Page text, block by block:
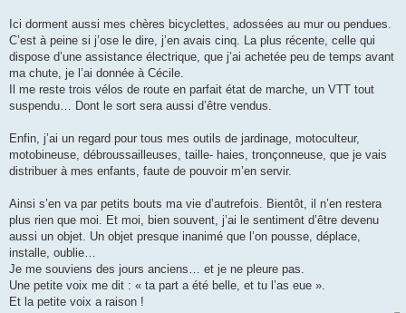
Ici dorment aussi mes chères bicyclettes, adossées au mur ou pendues.
C’est à peine si j’ose le dire, j’en avais cinq. La plus récente, celle qui
dispose d’une assistance électrique, que j’ai achetée peu de temps avant
ma chute, je l’ai donnée à Cécile.
Il me reste trois vélos de route en parfait état de marche, un VTT tout
suspendu… Dont le sort sera aussi d’être vendus.
Enfin, j’ai un regard pour tous mes outils de jardinage, motoculteur,
motobineuse, débroussailleuses, taille- haies, tronçonneuse, que je vais
distribuer à mes enfants, faute de pouvoir m’en servir.
Ainsi s’en va par petits bouts ma vie d’autrefois. Bientôt, il n’en restera
plus rien que moi. Et moi, bien souvent, j’ai le sentiment d’être devenu
aussi un objet. Un objet presque inanimé que l’on pousse, déplace,
installe, oublie…
Je me souviens des jours anciens… et je ne pleure pas.
Une petite voix me dit : « ta part a été belle, et tu l’as eue ».
Et la petite voix a raison !